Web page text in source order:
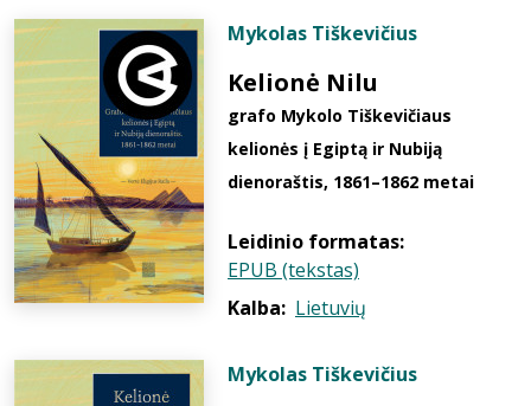
Mykolas Tiškevičius
Kelionė Nilu
grafo Mykolo Tiškevičiaus
kelionės į Egiptą ir Nubiją
dienoraštis, 1861–1862 metai
Leidinio formatas:
EPUB (tekstas)
Kalba: Lietuvių
Mykolas Tiškevičius